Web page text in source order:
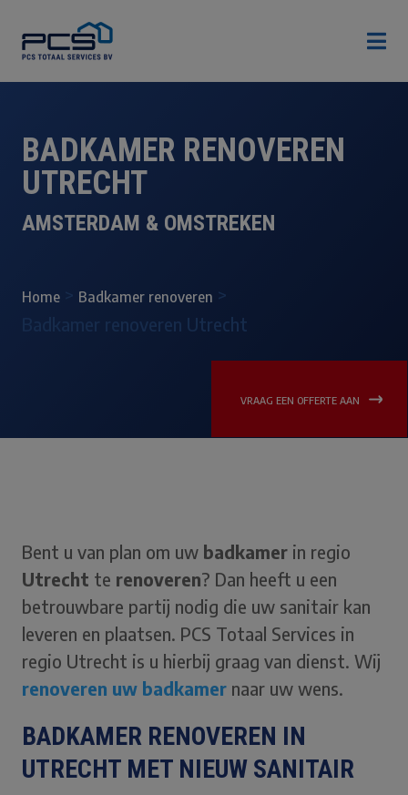

BADKAMER RENOVEREN
UTRECHT
AMSTERDAM & OMSTREKEN
Home Badkamer renoveren >
Badkamer renoveren Utrecht
VRAAG EEN OFFERTE AAN
Bent u van plan om uw badkamer in regio
Utrecht te renoveren? Dan heeft u een
betrouwbare partij nodig die uw sanitair kan
leveren en plaatsen. PCS Totaal Services in
regio Utrecht is u hierbij graag van dienst. Wij
renoveren uw badkamer naar uw wens.
BADKAMER RENOVEREN IN
UTRECHT MET NIEUW SANITAIR